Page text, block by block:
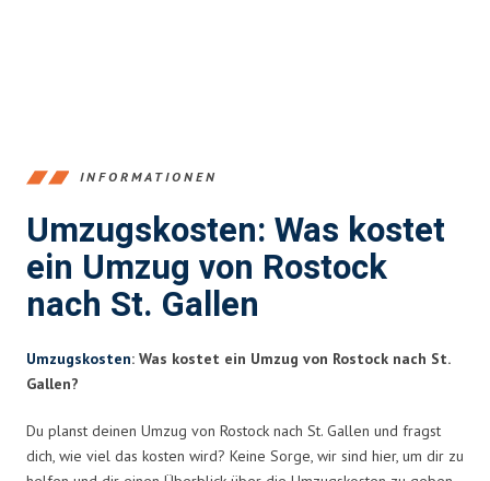
INFORMATIONEN
Umzugskosten: Was kostet
ein Umzug von Rostock
nach St. Gallen
Umzugskosten: Was kostet ein Umzug von Rostock nach St.
Gallen?
Du planst deinen Umzug von Rostock nach St. Gallen und fragst
dich, wie viel das kosten wird? Keine Sorge, wir sind hier, um dir zu